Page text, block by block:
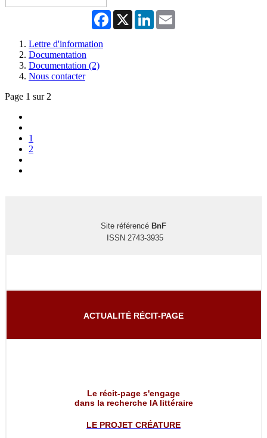
Facebook
X LinkedIn
Lettre d'information
Documentation
Documentation (2)
Nous contacter
Page 1 sur 2
1
2
Site référencé BnF
ISSN 2743-3935
ACTUALITÉ RÉCIT-PAGE
Le récit-page s'engage
dans la recherche IA littéraire
LE PROJET CRÉATURE